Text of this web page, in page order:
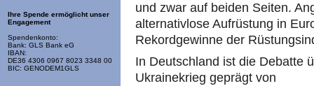
Ihre Spende ermöglicht unser
Engagement
Spendenkonto:
Bank: GLS Bank eG
IBAN:
DE36 4306 0967 8023 3348 00
BIC: GENODEM1GLS
und zwar auf beiden Seiten.
alternativlose Aufrüstung in
Rekordgewinne der
In Deutschland ist die Debatte
Ukrainekrieg geprägt von